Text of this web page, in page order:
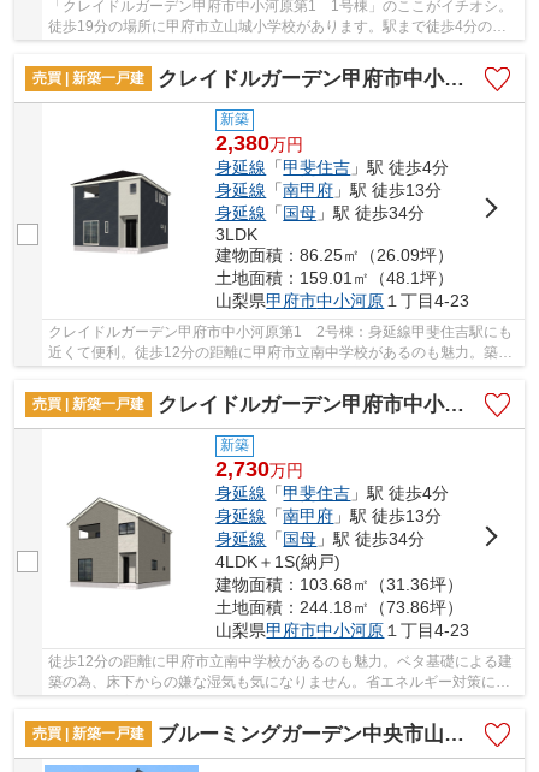
「クレイドルガーデン甲府市中小河原第1 1号棟」のここがイチオシ。
徒歩19分の場所に甲府市立山城小学校があります。駅まで徒歩4分の物
売買 | 新築一戸建
クレイドルガーデン甲府市中小河原第1 2号棟
新築
2,380万円
身延線 「甲斐住吉 」駅 徒歩4分
身延線 「南甲府 」駅 徒歩13分
身延線 「国母 」駅 徒歩34分
3LDK
建物面積：86.25㎡（26.09坪）
土地面積：159.01㎡（48.1坪）
山梨県甲府市中小河原 １丁目4-23
クレイドルガーデン甲府市中小河原第1 2号棟：身延線甲斐住吉駅にも
近くて便利。徒歩12分の距離に甲府市立南中学校があるのも魅力。築2
売買 | 新築一戸建
クレイドルガーデン甲府市中小河原第1 3号棟
新築
2,730万円
身延線 「甲斐住吉 」駅 徒歩4分
身延線 「南甲府 」駅 徒歩13分
身延線 「国母 」駅 徒歩34分
4LDK＋1S(納戸)
建物面積：103.68㎡（31.36坪）
土地面積：244.18㎡（73.86坪）
山梨県甲府市中小河原 １丁目4-23
徒歩12分の距離に甲府市立南中学校があるのも魅力。ベタ基礎による建
築の為、床下からの嫌な湿気も気になりません。省エネルギー対策によ
り断熱性も高く、空調設備費も抑えられます。...
売買 | 新築一戸建
ブルーミングガーデン中央市山之神 1号棟